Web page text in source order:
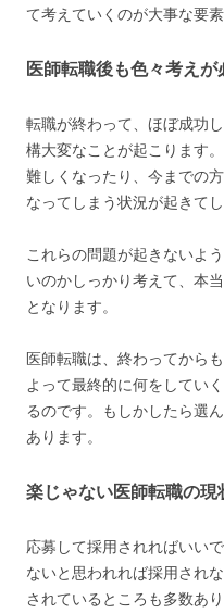
て考えていくのが大事な要素
医師転職後も色々考えが
転職が終わって、ほぼ成功
構大変なことが起こります
難しくなったり、今までの
なってしまう状況が起きてし
これらの問題が起きないよ
いのかしっかり考えて、本
となります。
医師転職は、終わってから
よって最終的に何をしてい
るのです。もしかしたら選
あります。
楽じゃない医師転職の現
応募して採用されればいい
ないと思われれば採用され
されているところも多数あ